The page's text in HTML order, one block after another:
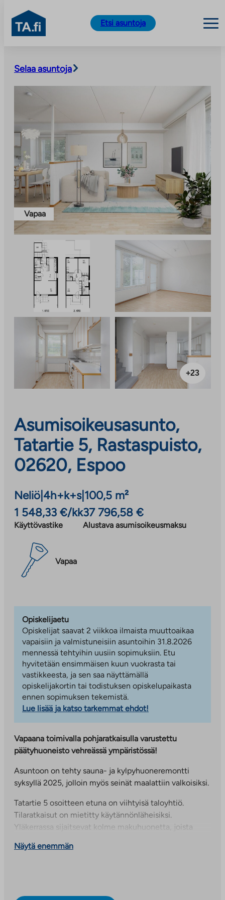
sisältöön
TA.fi
Etsi asuntoja
Selaa asuntoja
Vapaa
+23
Asumisoikeusasunto,
Tatartie 5, Rastaspuisto,
02620, Espoo
Neliö 4h+k+s| 100,5 m²
1 548,33 €/kk
Käyttövastike
37 796,58 €
Alustava asumisoikeusmaksu
Vapaa
Opiskelijaetu
Opiskelijat saavat 2 viikkoa ilmaista muuttoaikaa
vapaisiin ja valmistuneisiin asuntoihin 31.8.2026
mennessä tehtyihin uusiin sopimuksiin. Etu
hyvitetään ensimmäisen kuun vuokrasta tai
vastikkeesta, ja sen saa näyttämällä
opiskelijakortin tai todistuksen opiskelupaikasta
ennen sopimuksen tekemistä.
Lue lisää ja katso tarkemmat ehdot!
Vapaana toimivalla pohjaratkaisulla varustettu
päätyhuoneisto vehreässä ympäristössä!
Asuntoon on tehty sauna- ja kylpyhuoneremontti
syksyllä 2025, jolloin myös seinät maalattiin valkoisiksi.
Tatartie 5 osoitteen etuna on viihtyisä taloyhtiö.
Tilaratkaisut on mietitty käytännönläheisiksi.
Yläkerrassa sijaitsevat kolme makuhuonetta, joista
sauna ja pesuhuone ovat yläkerrassa. Alakerrasta löytyy
Näytä enemmän